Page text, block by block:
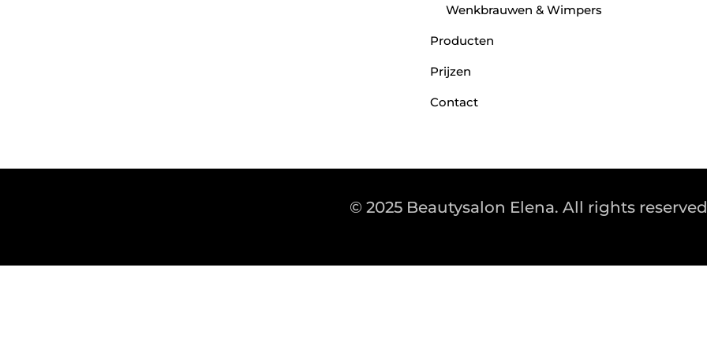
Wenkbrauwen & Wimpers
Producten
Prijzen
Contact
© 2025 Beautysalon Elena. All rights